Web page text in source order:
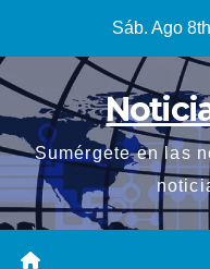
contenido
Sáb. Ago
Sumérgete en las